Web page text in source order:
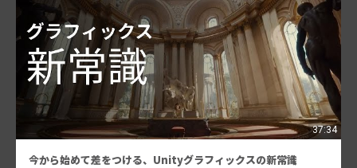
37:34
今から始めて差をつける、Unityグラフィックスの新常識